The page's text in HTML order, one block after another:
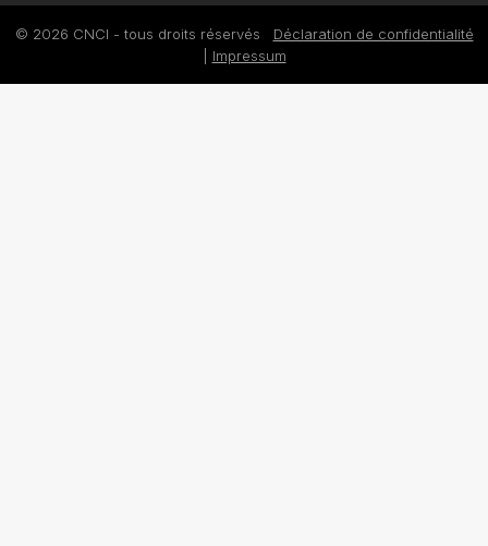
© 2026 CNCI - tous droits réservés Déclaration de confidentialité
Impressum